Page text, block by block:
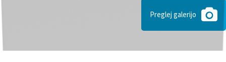
Preglej galerijo